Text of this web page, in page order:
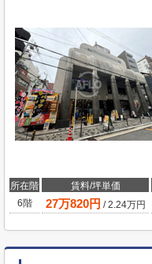
所在階 賃料/坪単価
6階
27万820円 /2.24万円